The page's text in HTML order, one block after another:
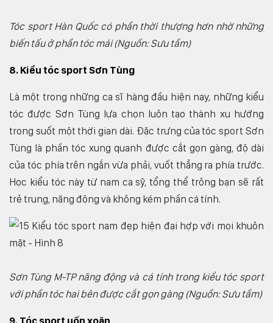
Tóc sport Hàn Quốc có phần thời thượng hơn nhờ những
biến tấu ở phần tóc mái (Nguồn: Sưu tầm)
8. Kiểu tóc sport Sơn Tùng
Là một trong những ca sĩ hàng đầu hiện nay, những kiểu
tóc được Sơn Tùng lựa chọn luôn tạo thành xu hướng
trong suốt một thời gian dài. Đặc trưng của tóc sport Sơn
Tùng là phần tóc xung quanh được cắt gọn gàng, độ dài
của tóc phía trên ngắn vừa phải, vuốt thẳng ra phía trước.
Học kiểu tóc này từ nam ca sỹ, tổng thể trông bạn sẽ rất
trẻ trung, năng động và không kém phần cá tính.
Sơn Tùng M-TP năng động và cá tính trong kiểu tóc sport
với phần tóc hai bên được cắt gọn gàng (Nguồn: Sưu tầm)